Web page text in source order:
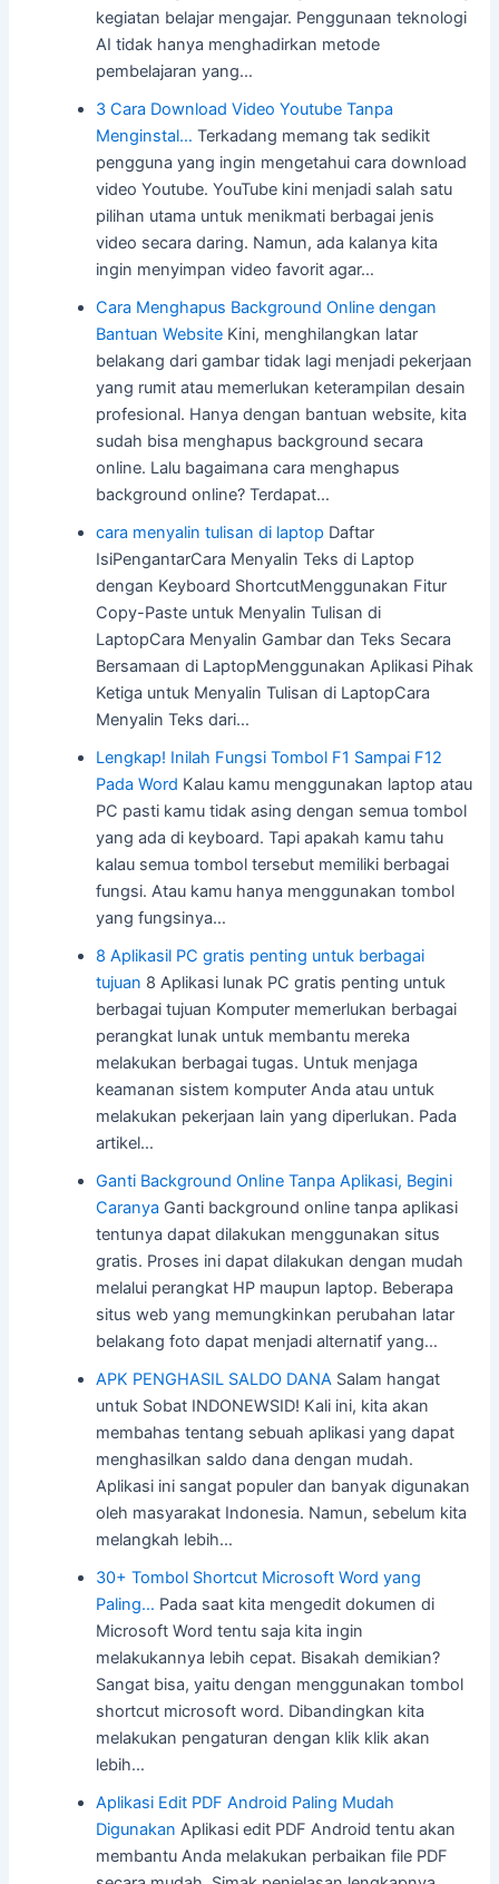
kegiatan belajar mengajar. Penggunaan teknologi
AI tidak hanya menghadirkan metode
pembelajaran yang…
3 Cara Download Video Youtube Tanpa
Menginstal… Terkadang memang tak sedikit
pengguna yang ingin mengetahui cara download
video Youtube. YouTube kini menjadi salah satu
pilihan utama untuk menikmati berbagai jenis
video secara daring. Namun, ada kalanya kita
ingin menyimpan video favorit agar…
Cara Menghapus Background Online dengan
Bantuan Website Kini, menghilangkan latar
belakang dari gambar tidak lagi menjadi pekerjaan
yang rumit atau memerlukan keterampilan desain
profesional. Hanya dengan bantuan website, kita
sudah bisa menghapus background secara
online. Lalu bagaimana cara menghapus
background online? Terdapat…
cara menyalin tulisan di laptop Daftar
IsiPengantarCara Menyalin Teks di Laptop
dengan Keyboard ShortcutMenggunakan Fitur
Copy-Paste untuk Menyalin Tulisan di
LaptopCara Menyalin Gambar dan Teks Secara
Bersamaan di LaptopMenggunakan Aplikasi Pihak
Ketiga untuk Menyalin Tulisan di LaptopCara
Menyalin Teks dari…
Lengkap! Inilah Fungsi Tombol F1 Sampai F12
Pada Word Kalau kamu menggunakan laptop atau
PC pasti kamu tidak asing dengan semua tombol
yang ada di keyboard. Tapi apakah kamu tahu
kalau semua tombol tersebut memiliki berbagai
fungsi. Atau kamu hanya menggunakan tombol
yang fungsinya…
8 Aplikasil PC gratis penting untuk berbagai
tujuan 8 Aplikasi lunak PC gratis penting untuk
berbagai tujuan Komputer memerlukan berbagai
perangkat lunak untuk membantu mereka
melakukan berbagai tugas. Untuk menjaga
keamanan sistem komputer Anda atau untuk
melakukan pekerjaan lain yang diperlukan. Pada
artikel…
Ganti Background Online Tanpa Aplikasi, Begini
Caranya Ganti background online tanpa aplikasi
tentunya dapat dilakukan menggunakan situs
gratis. Proses ini dapat dilakukan dengan mudah
melalui perangkat HP maupun laptop. Beberapa
situs web yang memungkinkan perubahan latar
belakang foto dapat menjadi alternatif yang…
APK PENGHASIL SALDO DANA Salam hangat
untuk Sobat INDONEWSID! Kali ini, kita akan
membahas tentang sebuah aplikasi yang dapat
menghasilkan saldo dana dengan mudah.
Aplikasi ini sangat populer dan banyak digunakan
oleh masyarakat Indonesia. Namun, sebelum kita
melangkah lebih…
30+ Tombol Shortcut Microsoft Word yang
Paling… Pada saat kita mengedit dokumen di
Microsoft Word tentu saja kita ingin
melakukannya lebih cepat. Bisakah demikian?
Sangat bisa, yaitu dengan menggunakan tombol
shortcut microsoft word. Dibandingkan kita
melakukan pengaturan dengan klik klik akan
lebih…
Aplikasi Edit PDF Android Paling Mudah
Digunakan Aplikasi edit PDF Android tentu akan
membantu Anda melakukan perbaikan file PDF